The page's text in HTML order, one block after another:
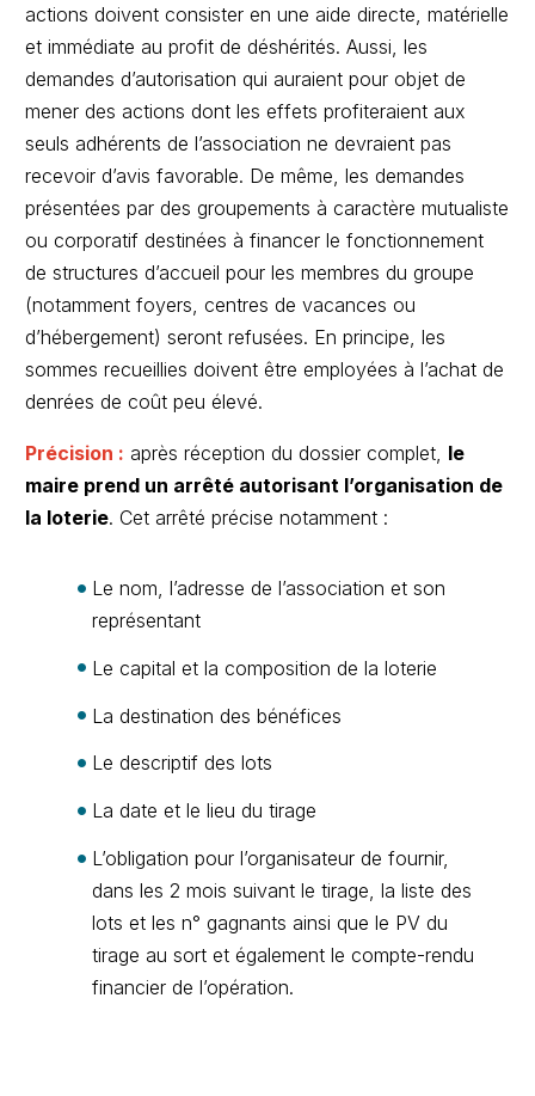
actions doivent consister en une aide directe, matérielle
et immédiate au profit de déshérités. Aussi, les
demandes d’autorisation qui auraient pour objet de
mener des actions dont les effets profiteraient aux
seuls adhérents de l’association ne devraient pas
recevoir d’avis favorable. De même, les demandes
présentées par des groupements à caractère mutualiste
ou corporatif destinées à financer le fonctionnement
de structures d’accueil pour les membres du groupe
(notamment foyers, centres de vacances ou
d’hébergement) seront refusées. En principe, les
sommes recueillies doivent être employées à l’achat de
denrées de coût peu élevé.
Précision : après réception du dossier complet, le
maire prend un arrêté autorisant l’organisation de
la loterie. Cet arrêté précise notamment :
Le nom, l’adresse de l’association et son
représentant
Le capital et la composition de la loterie
La destination des bénéfices
Le descriptif des lots
La date et le lieu du tirage
L’obligation pour l’organisateur de fournir,
dans les 2 mois suivant le tirage, la liste des
lots et les n° gagnants ainsi que le PV du
tirage au sort et également le compte-rendu
financier de l’opération.